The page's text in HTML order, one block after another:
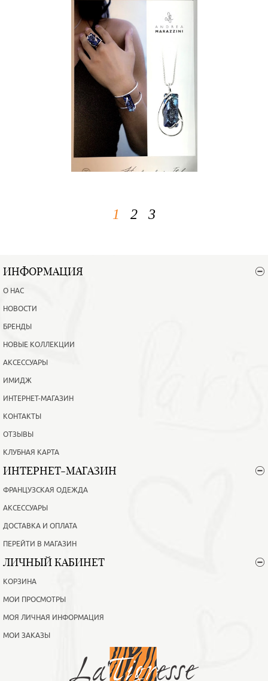
1 2 3
ИНФОРМАЦИЯ
О НАС
НОВОСТИ
БРЕНДЫ
НОВЫЕ КОЛЛЕКЦИИ
АКСЕССУАРЫ
ИМИДЖ
ИНТЕРНЕТ-МАГАЗИН
КОНТАКТЫ
ОТЗЫВЫ
КЛУБНАЯ КАРТА
ИНТЕРНЕТ-МАГАЗИН
ФРАНЦУЗСКАЯ ОДЕЖДА
АКСЕССУАРЫ
ДОСТАВКА И ОПЛАТА
ПЕРЕЙТИ В МАГАЗИН
ЛИЧНЫЙ КАБИНЕТ
КОРЗИНА
МОИ ПРОСМОТРЫ
МОЯ ЛИЧНАЯ ИНФОРМАЦИЯ
МОИ ЗАКАЗЫ